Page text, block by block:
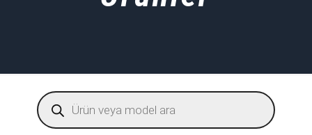
Products
search